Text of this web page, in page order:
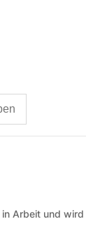
Arbeit und wird